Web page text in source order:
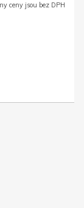
ceny jsou bez DPH